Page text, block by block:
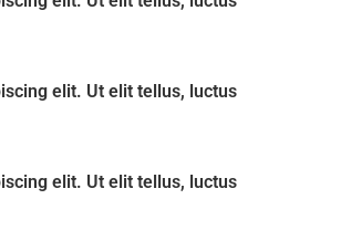
elit. Ut elit tellus, luctus
elit. Ut elit tellus, luctus